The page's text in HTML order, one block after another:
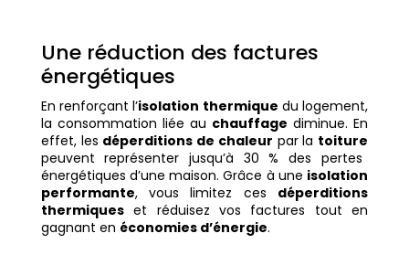
Une réduction des factures
énergétiques
En renforçant l’isolation thermique du logement,
la consommation liée au chauffage diminue. En
effet, les déperditions de chaleur par la toiture
peuvent représenter jusqu’à 30 % des pertes
énergétiques d’une maison. Grâce à une isolation
performante, vous limitez ces déperditions
thermiqueset réduisez vos factures tout en
gagnant en économies d’énergie.